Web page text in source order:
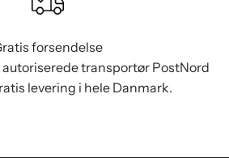
forsendelse
transportør PostNord
levering i hele Danmark.